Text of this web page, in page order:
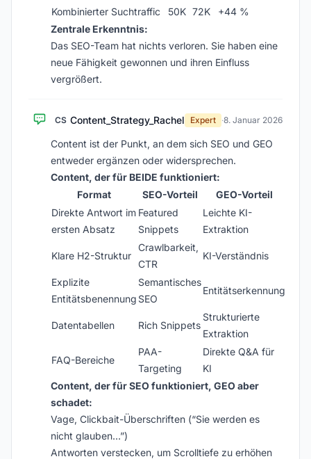
Kombinierter Suchtraffic
50K 72K
+44 %
Zentrale Erkenntnis:
Das SEO-Team hat nichts verloren. Sie haben eine
neue Fähigkeit gewonnen und ihren Einfluss
vergrößert.
CS Content_Strategy_Rachel Expert ·8. Januar 2026
Content ist der Punkt, an dem sich SEO und GEO
entweder ergänzen oder widersprechen.
Content, der für BEIDE funktioniert:
Format
SEO-Vorteil
GEO-Vorteil
Direkte Antwort im
ersten Absatz
Featured
Snippets
Leichte KI-
Extraktion
Klare H2-Struktur
Crawlbarkeit,
CTR
KI-Verständnis
Explizite
Entitätsbenennung
Semantisches
SEO
Entitätserkennung
Datentabellen Rich Snippets
Strukturierte
Extraktion
FAQ-Bereiche
PAA-
Targeting
Direkte Q&A für
KI
Content, der für SEO funktioniert, GEO aber
schadet:
Vage, Clickbait-Überschriften (“Sie werden es
nicht glauben…”)
Antworten verstecken, um Scrolltiefe zu erhöhen